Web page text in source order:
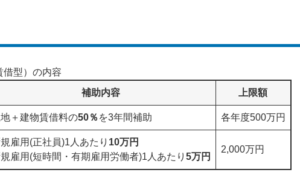
借型）の内容
補助内容 上限額
＋建物賃借料の50％ を3年間補助 各年度500万円
雇用(正社員)1人あたり 10万円
雇用(短時間・有期雇用労働者)1人あたり 5万円
2,000万円